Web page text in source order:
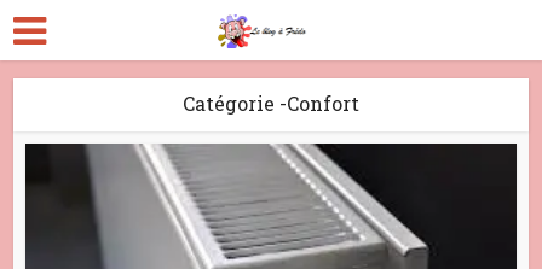
Catégorie -Confort